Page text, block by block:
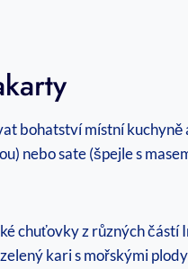
bohatství místní kuchyně
nebo sate (špejle s
chuťovky z různých částí
kari s mořskými